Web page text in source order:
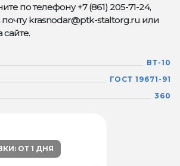
по телефону +7 (861) 205-71-24,
krasnodar@ptk-staltorg.ru или
сайте.
ВТ-10
ГОСТ 19671-91
360
ОТ 1 ДНЯ